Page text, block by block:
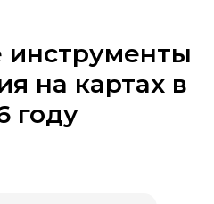
инструменты
на картах в
году